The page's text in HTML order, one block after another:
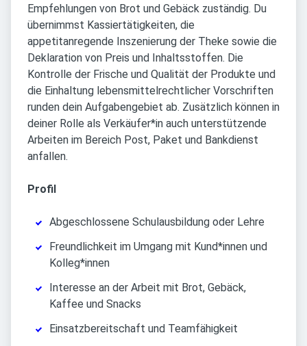
Empfehlungen von Brot und Gebäck zuständig. Du
übernimmst Kassiertätigkeiten, die
appetitanregende Inszenierung der Theke sowie die
Deklaration von Preis und Inhaltsstoffen. Die
Kontrolle der Frische und Qualität der Produkte und
die Einhaltung lebensmittelrechtlicher Vorschriften
runden dein Aufgabengebiet ab. Zusätzlich können in
deiner Rolle als Verkäufer*in auch unterstützende
Arbeiten im Bereich Post, Paket und Bankdienst
anfallen.
Profil
Abgeschlossene Schulausbildung oder Lehre
Freundlichkeit im Umgang mit Kund*innen und
Kolleg*innen
Interesse an der Arbeit mit Brot, Gebäck,
Kaffee und Snacks
Einsatzbereitschaft und Teamfähigkeit